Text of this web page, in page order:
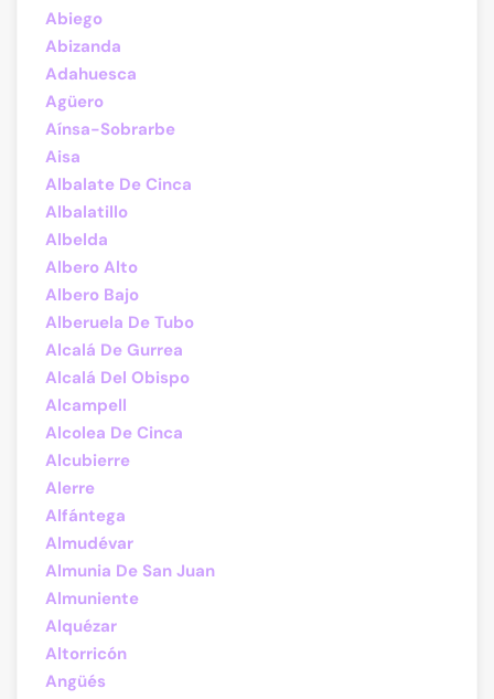
Abiego
Abizanda
Adahuesca
Agüero
Aínsa-Sobrarbe
Aisa
Albalate De Cinca
Albalatillo
Albelda
Albero Alto
Albero Bajo
Alberuela De Tubo
Alcalá De Gurrea
Alcalá Del Obispo
Alcampell
Alcolea De Cinca
Alcubierre
Alerre
Alfántega
Almudévar
Almunia De San Juan
Almuniente
Alquézar
Altorricón
Angüés